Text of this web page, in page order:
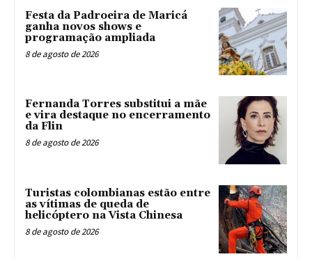
Festa da Padroeira de Maricá
ganha novos shows e
programação ampliada
8 de agosto de 2026
Fernanda Torres substitui a mãe
e vira destaque no encerramento
da Flin
8 de agosto de 2026
Turistas colombianas estão entre
as vítimas de queda de
helicóptero na Vista Chinesa
8 de agosto de 2026